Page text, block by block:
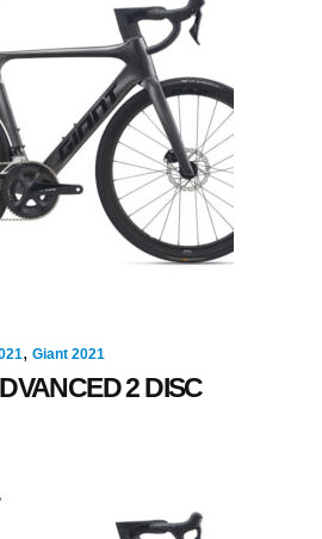
, Giant 2021
2 DISC